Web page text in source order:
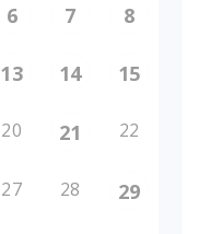
6 7 8
13 14 15
20 21 22
27 28 29